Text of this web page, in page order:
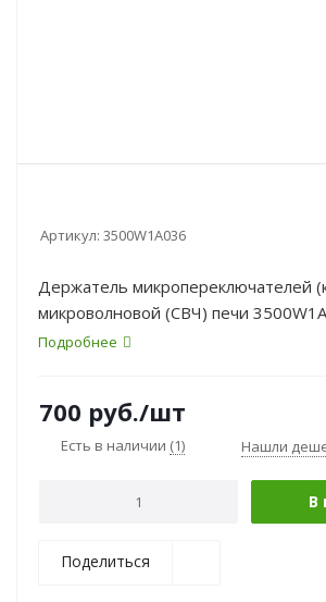
Артикул: 3500W1A036
Держатель микропереключателей
микроволновой (СВЧ) печи
с MB4042D/00)
Подробнее
700 руб./шт
Есть в наличии (1) Нашли
В
Поделиться